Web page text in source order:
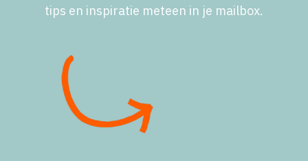
tips en inspiratie meteen in je mailbox.